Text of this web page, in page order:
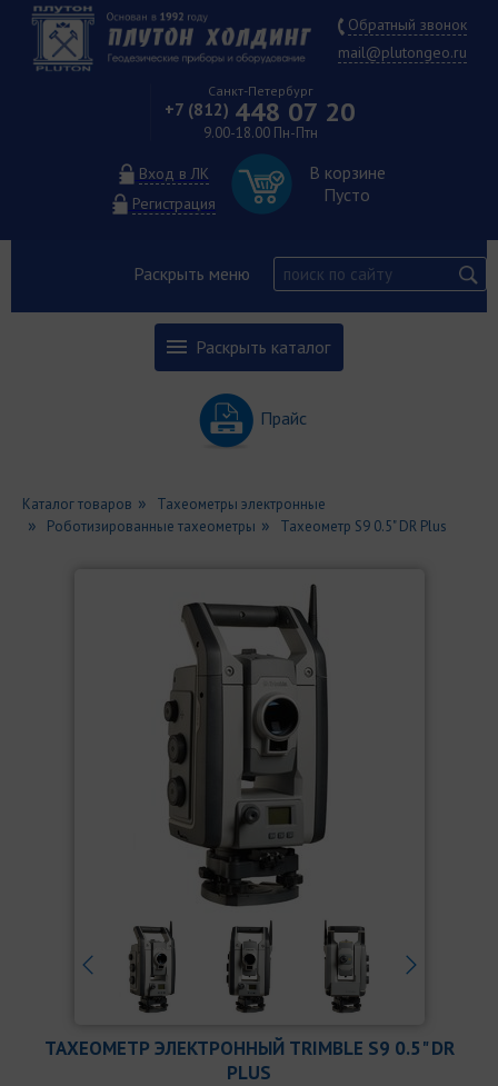
Обратный звонок
mail@plutongeo.ru
Санкт-Петербург
+7 (812) 448 07 20
9.00-18.00 Пн-Птн
Вход в ЛК
Регистрация
В корзине
Пусто
Раскрыть меню
Раскрыть каталог
Прайс
Каталог товаров
Тахеометры электронные
Роботизированные тахеометры
Тахеометр S9 0.5" DR Plus
ТАХЕОМЕТР ЭЛЕКТРОННЫЙ TRIMBLE S9 0.5" DR
PLUS